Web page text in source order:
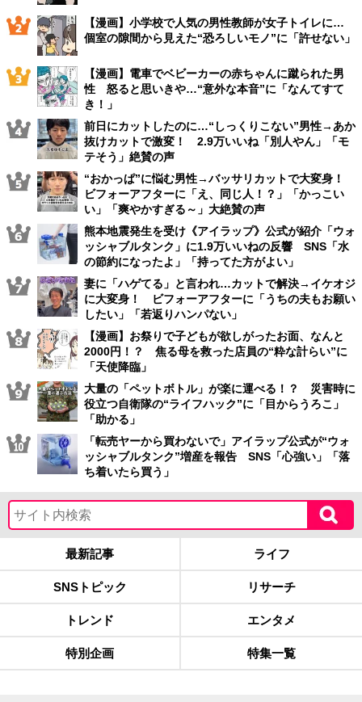
【漫画】小学校で人気の男性教師が女子トイレに…
個室の隙間から見えた“恐ろしいモノ”に「許せない」
【漫画】電車でベビーカーの赤ちゃんに蹴られた男
性 怒ると思いきや…“意外な本音”に「なんてすて
き！」
前日にカットしたのに…“しっくりこない”男性→あか
抜けカットで激変！ 2.9万いいね「別人やん」「モ
テそう」絶賛の声
“おかっぱ”に悩む男性→バッサリカットで大変身！
ビフォーアフターに「え、同じ人！？」「かっこい
い」「爽やかすぎる～」大絶賛の声
熊本地震発生を受け《アイラップ》公式が紹介「ウォ
ッシャブルタンク」に1.9万いいねの反響 SNS「水
の節約になったよ」「持ってた方がよい」
妻に「ハゲてる」と言われ…カットで解決→イケオジ
に大変身！ ビフォーアフターに「うちの夫もお願い
したい」「若返りハンパない」
【漫画】お祭りで子どもが欲しがったお面、なんと
2000円！？ 焦る母を救った店員の“粋な計らい”に
「天使降臨」
大量の「ペットボトル」が楽に運べる！？ 災害時に
役立つ自衛隊の“ライフハック”に「目からうろこ」
「助かる」
「転売ヤーから買わないで」アイラップ公式が“ウォ
ッシャブルタンク”増産を報告 SNS「心強い」「落
ち着いたら買う」
最新記事 ライフ
SNSトピック リサーチ
トレンド エンタメ
特別企画 特集一覧